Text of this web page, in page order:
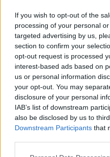
If you wish to opt-out of the
processing of your personal
targeted advertising by us,
section to confirm your
opt-out request is processed
interest-based ads based on
us or personal information
your opt-out. You may
disclosure of your personal
IAB’s list of downstream
also be disclosed by us to
Downstream Participants that
Venligst registrer dig, hvis
konto. Vi ser frem til dit
Forum.„Til spillet“
MOD-Ara
Board Administrator
Denne tråd er alene
feedback for funktionen:En